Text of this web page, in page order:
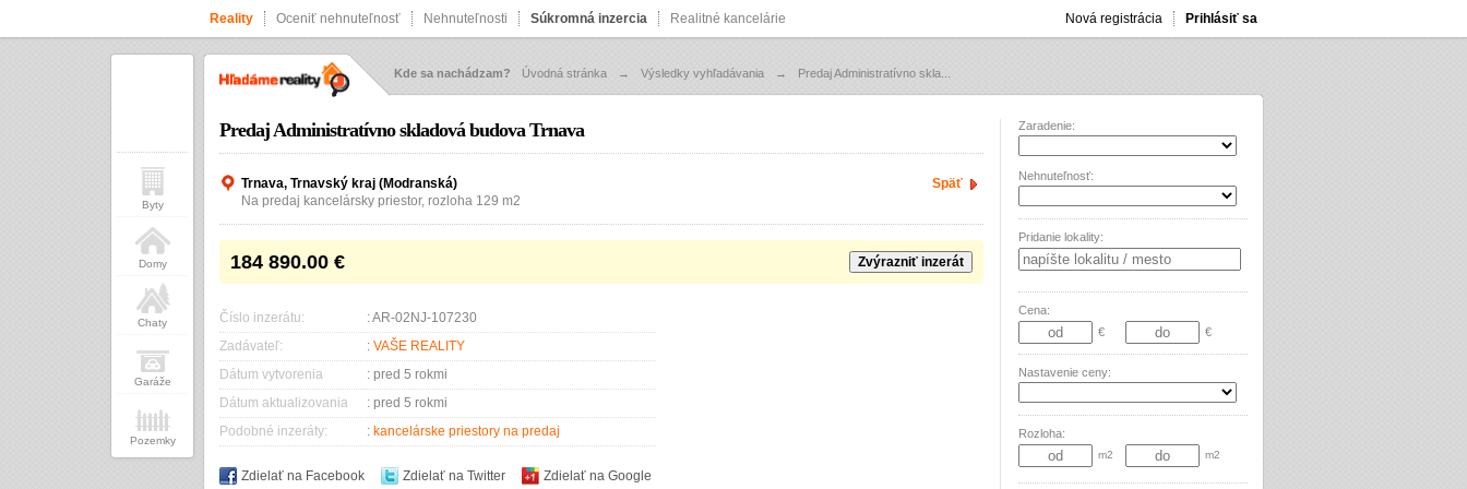
Reality Oceniť nehnuteľnosť Nehnuteľnosti Súkromná inzercia Realitné kancelárie Prihlásiť sa
Nová registrácia
Kde sa nachádzam? Úvodná stránka → Výsledky vyhľadávania → Predaj Administratívno skla...
Predaj Administratívno skladová budova Trnava
Trnava, Trnavský kraj (Modranská)
Späť
Na predaj kancelársky priestor, rozloha 129 m2
184 890.00 € Zvýrazniť inzerát
Číslo inzerátu:
: AR-02NJ-107230
Zadávateľ:
: VAŠE REALITY
Dátum vytvorenia
: pred 5 rokmi
Dátum aktualizovania
: pred 5 rokmi
Podobné inzeráty:
: kancelárske priestory na predaj
Zdielať na Facebook Zdielať na Twitter Zdielať na Google
Zaradenie:
Nehnuteľnosť:
Pridanie lokality:
Cena:
€
€
Nastavenie ceny:
Rozloha:
m2 m2
Byty
Domy
Chaty
Garáže
Pozemky